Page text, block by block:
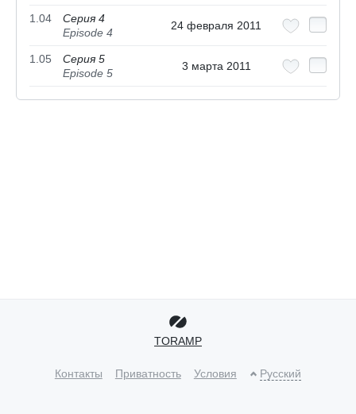
1.04
Серия 4
Episode 4
24 февраля 2011
1.05
Серия 5
Episode 5
3 марта 2011
TORAMP
Контакты Приватность Условия Русский